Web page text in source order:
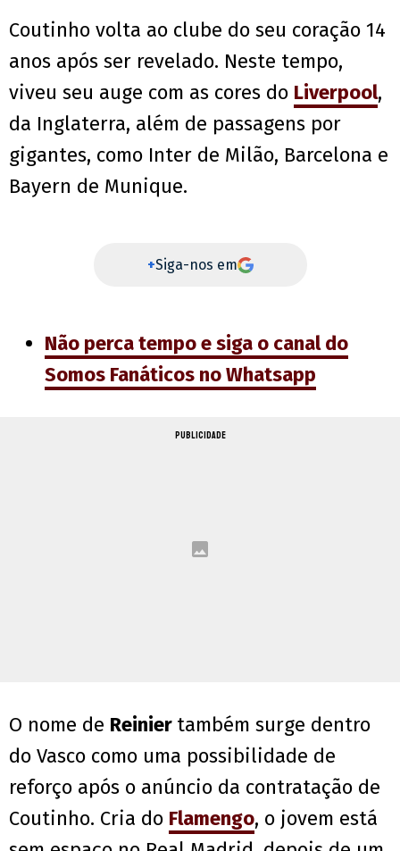
Coutinho volta ao clube do seu coração 14
anos após ser revelado. Neste tempo,
viveu seu auge com as cores do Liverpool,
da Inglaterra, além de passagens por
gigantes, como Inter de Milão, Barcelona e
Bayern de Munique.
+Siga-nos em
Não perca tempo e siga o canal do
Somos Fanáticos no Whatsapp
PUBLICIDADE
O nome de Reinier também surge dentro
do Vasco como uma possibilidade de
reforço após o anúncio da contratação de
Coutinho. Cria do Flamengo, o jovem está